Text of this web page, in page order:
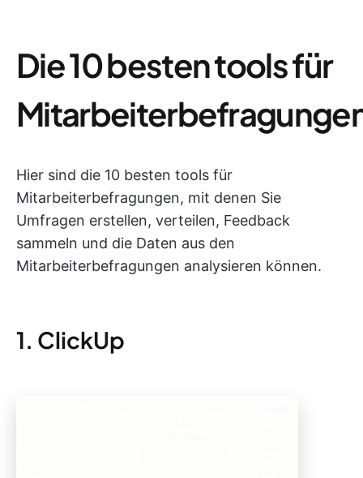
Die 10 besten tools für
Hier sind die 10 besten tools für
Mitarbeiterbefragungen, mit denen Sie
Umfragen erstellen, verteilen, Feedback
sammeln und die Daten aus den
Mitarbeiterbefragungen analysieren können.
1. ClickUp